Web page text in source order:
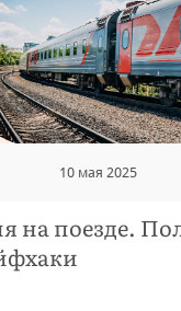
10 мая 2025
на поезде.